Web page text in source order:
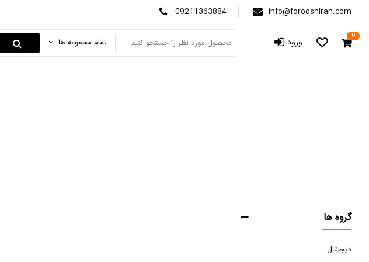
09211363884 info@forooshiran.com
تمام مجموعه ها ورود 0
گروه ها
دیجیتال